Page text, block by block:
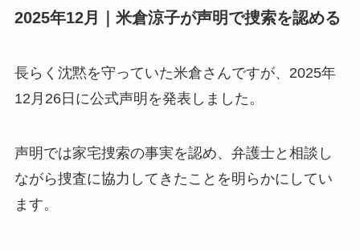
2025年12月｜米倉涼子が声明で捜索を認める
長らく沈黙を守っていた米倉さんですが、2025年
12月26日に公式声明を発表しました。
声明では家宅捜索の事実を認め、弁護士と相談し
ながら捜査に協力してきたことを明らかにしてい
ます。